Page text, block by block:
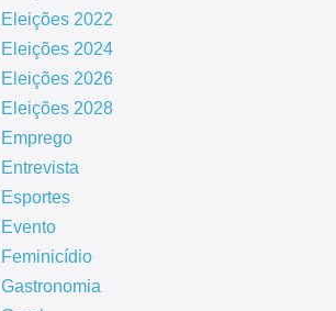
Eleições 2022
Eleições 2024
Eleições 2026
Eleições 2028
Emprego
Entrevista
Esportes
Evento
Feminicídio
Gastronomia